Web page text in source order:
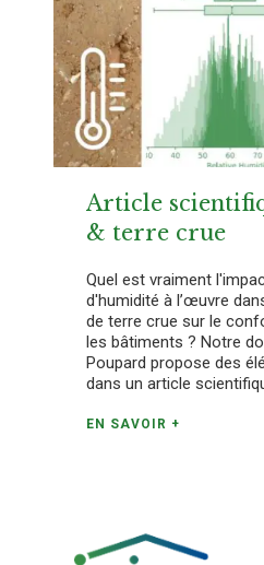
Article
& terre crue
Quel est vraiment
d'humidité à l’œuvre
de terre crue sur le
les bâtiments ? Notre
Poupard propose des
dans un article
EN SAVOIR +